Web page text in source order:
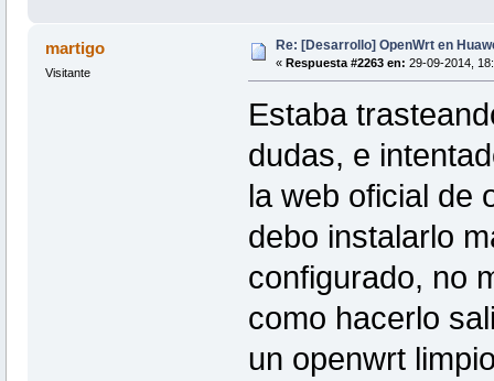
martigo
Visitante
Re: [Desarrollo] OpenWrt en
« Respuesta #2263 en: 29-09-2014,
Estaba
dudas, e
la web oficial de
debo instalarlo
configurado, no
como hacerlo
un openwrt